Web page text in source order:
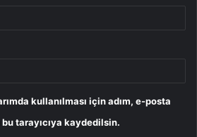
kullanılması için adım, e-posta
tarayıcıya kaydedilsin.